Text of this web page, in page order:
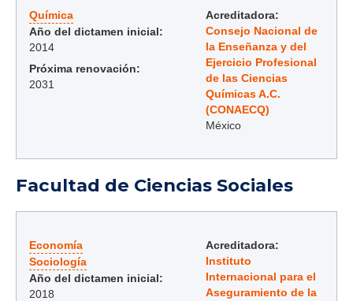
Química
Año del dictamen inicial:
2014
Próxima renovación:
2031
Acreditadora:
Consejo Nacional de
la Enseñanza y del
Ejercicio Profesional
de las Ciencias
Químicas A.C.
(CONAECQ)
México
Facultad de Ciencias Sociales
Economía
Sociología
Año del dictamen inicial:
2018
Acreditadora:
Instituto
Internacional para el
Aseguramiento de la